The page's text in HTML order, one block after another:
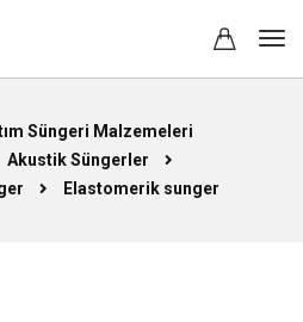
Süngeri Malzemeleri
Akustik Süngerler
Elastomerik sunger